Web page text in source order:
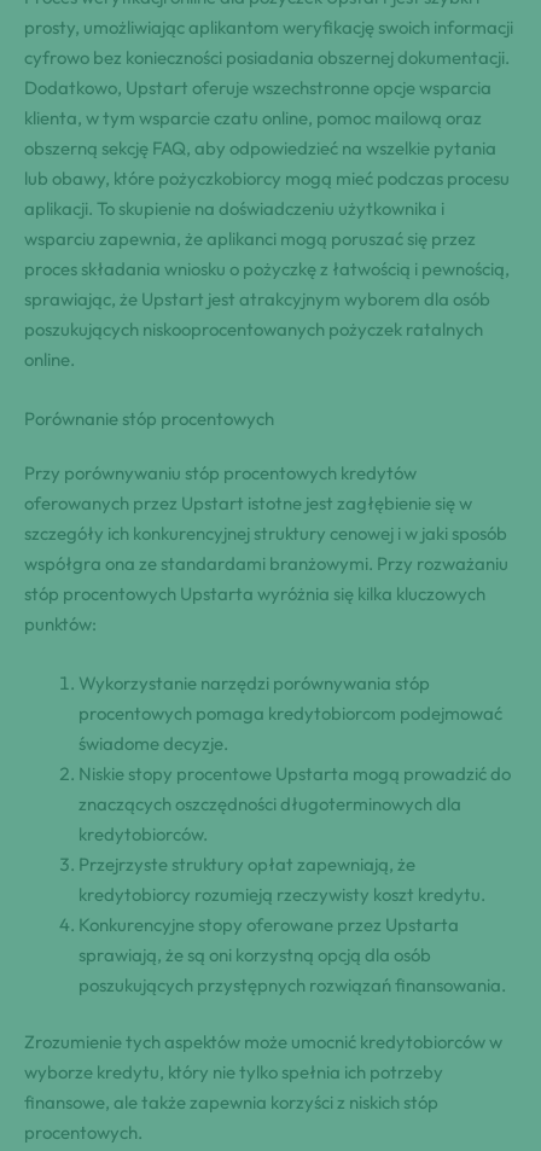
prosty, umożliwiając aplikantom weryfikację swoich informacji
cyfrowo bez konieczności posiadania obszernej dokumentacji.
Dodatkowo, Upstart oferuje wszechstronne opcje wsparcia
klienta, w tym wsparcie czatu online, pomoc mailową oraz
obszerną sekcję FAQ, aby odpowiedzieć na wszelkie pytania
lub obawy, które pożyczkobiorcy mogą mieć podczas procesu
aplikacji. To skupienie na doświadczeniu użytkownika i
wsparciu zapewnia, że aplikanci mogą poruszać się przez
proces składania wniosku o pożyczkę z łatwością i pewnością,
sprawiając, że Upstart jest atrakcyjnym wyborem dla osób
poszukujących niskooprocentowanych pożyczek ratalnych
online.
Porównanie stóp procentowych
Przy porównywaniu stóp procentowych kredytów
oferowanych przez Upstart istotne jest zagłębienie się w
szczegóły ich konkurencyjnej struktury cenowej i w jaki sposób
współgra ona ze standardami branżowymi. Przy rozważaniu
stóp procentowych Upstarta wyróżnia się kilka kluczowych
punktów:
Wykorzystanie narzędzi porównywania stóp
procentowych pomaga kredytobiorcom podejmować
świadome decyzje.
Niskie stopy procentowe Upstarta mogą prowadzić do
znaczących oszczędności długoterminowych dla
kredytobiorców.
Przejrzyste struktury opłat zapewniają, że
kredytobiorcy rozumieją rzeczywisty koszt kredytu.
Konkurencyjne stopy oferowane przez Upstarta
sprawiają, że są oni korzystną opcją dla osób
poszukujących przystępnych rozwiązań finansowania.
Zrozumienie tych aspektów może umocnić kredytobiorców w
wyborze kredytu, który nie tylko spełnia ich potrzeby
finansowe, ale także zapewnia korzyści z niskich stóp
procentowych.